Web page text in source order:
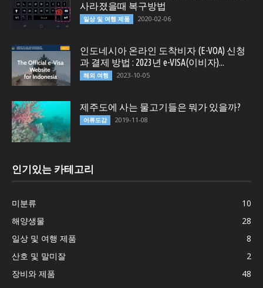
사라졌을때 복구방법
일상 및 여행 제품 2020-02-06
인도네시아 온라인 도착비자 (E-VOA) 신청
과 결제 방법 : 2023년 e-VISA(이비자)...
해외 여행 2023-10-05
제주도에 사는 물고기들은 뭐가 있을까?
어류도감 2019-11-08
인기있는 카테고리
미분류
10
해양생물
28
일상 및 여행 제품
8
산호 및 말미잘
2
장비와 제품
48